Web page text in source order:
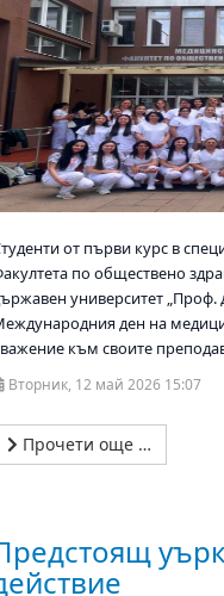
от първи курс в
по обществено
университет „Проф.
ден на
към своите
Вторник, 12 май 2026 15:07
Прочети още …